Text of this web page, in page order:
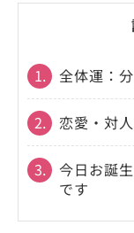
1. 全体運：
2. 恋愛・対
3.
今日お誕
です